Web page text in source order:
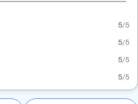
5/5
5/5
5/5
5/5